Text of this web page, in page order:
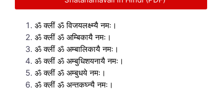
ॐ क्लीं ॐ विजयलक्ष्म्यै नमः।
ॐ क्लीं ॐ अम्बिकायै नमः।
ॐ क्लीं ॐ अम्बालिकायै नमः।
ॐ क्लीं ॐ अम्बुधिशयनायै नमः।
ॐ क्लीं ॐ अम्बुधये नमः।
ॐ क्लीं ॐ अन्तकघ्न्यै नमः।